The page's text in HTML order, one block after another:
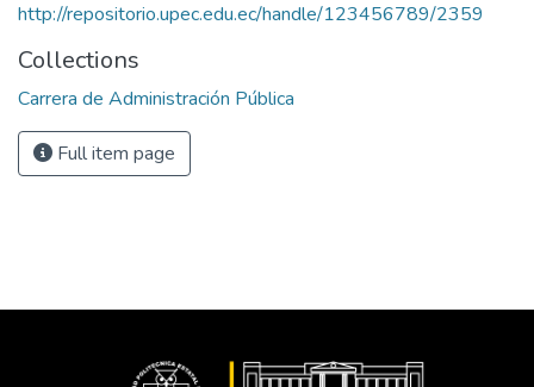
http://repositorio.upec.edu.ec/handle/123456789/2359
Collections
Carrera de Administración Pública
Full item page